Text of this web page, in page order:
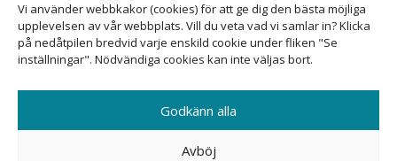
Vi använder webbkakor (cookies) för att ge dig den bästa möjliga
upplevelsen av vår webbplats. Vill du veta vad vi samlar in? Klicka
på nedåtpilen bredvid varje enskild cookie under fliken "Se
inställningar". Nödvändiga cookies kan inte väljas bort.
Godkänn alla
Avböj
Nationellt kompetenscentrum anhöriga
Sveavägen 155, 113 46 Stockholm